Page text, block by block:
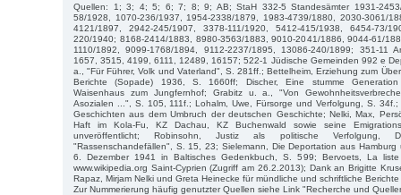
Quellen: 1; 3; 4; 5; 6; 7; 8; 9; AB; StaH 332-5 Standesämter 1931-
58/1928, 1070-236/1937, 1954-2338/1879, 1983-4739/1880, 2030-3061/
4121/1897, 2942-245/1907, 3378-111/1920, 5412-415/1938, 6454-73/
220/1940; 8168-2414/1883, 8980-3563/1883, 9010-2041/1886, 9044-61/
1110/1892, 9099-1768/1894, 9112-2237/1895, 13086-240/1899; 351-11
1657, 3515, 4199, 6111, 12489, 16157; 522-1 Jüdische Gemeinden 992 e
a., "Für Führer, Volk und Vaterland", S. 281ff.; Bettelheim, Erziehung zum
Berichte (Sopade) 1936, S. 1660ff; Discher, Eine stumme
Waisenhaus zum Jungfernhof; Grabitz u. a., "Von
Asozialen ...", S. 105, 111f.; Lohalm, Uwe, Fürsorge und Verfolgung, S.
Geschichten aus dem Umbruch der deutschen Geschichte; Nelki, Max,
Haft im Kola-Fu, KZ Dachau, KZ Buchenwald sowie seine
unveröffentlicht; Robinsohn, Justiz als politische Verfolgung,
"Rassenschandefällen", S. 15, 23; Sielemann, Die Deportation aus Hamburg
6. Dezember 1941 in Baltisches Gedenkbuch, S. 599; Bervoets, La
www.wikipedia.org Saint-Cyprien (Zugriff am 26.2.2013); Dank an Brigitte
Rapaz, Mirjam Nelki und Greta Heinecke für mündliche und schriftliche
Zur Nummerierung häufig genutzter Quellen siehe Link "Recherche und